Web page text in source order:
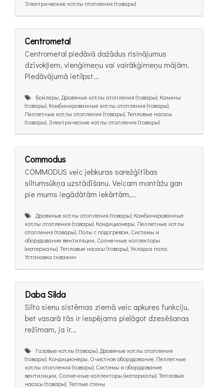
Электрические котлы отопления (товары)
Centrometal
Centrometal piedāvā dažādus risinājumus
dzīvokļiem, vienģimeņu vai vairākģimeņu mājām.
Piedāvājumā ietilpst...
Бойлеры, Дровяные котлы отопления (товары), Камины
(товары), Комбинированные котлы отопления (товары),
Пеллетные котлы отопления (товары), Тепловые насосы
(товары), Электрические котлы отопления (товары)
Commodus
COMMODUS veic jebkuras sarežģītības
siltumsūkņa uzstādīšanu. Veicam montāžu gan
pie mums iegādātām iekārtām,...
Дровяные котлы отопления (товары), Комбинированные
котлы отопления (товары), Кондиционеры, Пеллетные котлы
отопления (товары), Полы с подогревом, Системы и
оборудование вентиляции, Солнечные коллекторы
(материалы), Тепловые насосы (товары), Укладка пола,
Установка скважин
Daba Silda
Silto sienu sistēmas ziemā veic apkures funkciju,
bet vasarā tās ir iespējams pielāgot dzesēšanas
režīmam, ja ir...
Газовые котлы (товары), Дровяные котлы отопления
(товары), Кондиционеры, Очистное оборудование, Пеллетные
котлы отопления (товары), Системы и оборудование
вентиляции, Солнечные коллекторы (материалы), Тепловые
насосы (товары), Теплые стены